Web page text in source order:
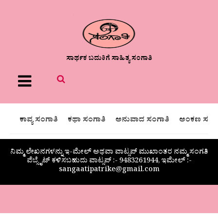
ಸಾರ್ಥಕ ಬದುಕಿಗೆ ಸಾಹಿತ್ಯ ಸಂಗಾತಿ
Menu
ಕಾವ್ಯ ಸಂಗಾತಿ ಕಥಾ ಸಂಗಾತಿ ಅನುವಾದ ಸಂಗಾತಿ ಅಂಕಣ
ನಿಮ್ಮ ಲೇಖನಗಳನ್ನು ಇ-ಮೇಲ್ ಅಥವಾ ವಾಟ್ಸಪ್ ಮುಖಾಂತರ ನಮ್ಮ ಸಂಗತಿ
ವೆಬ್ಸೈಟ್ ಕಳಿಸಬಹುದು ವಾಟ್ಸಪ್‌ :- 9483261944, ಇಮೇಲ್ :-
sangaatipatrike@gmail.com